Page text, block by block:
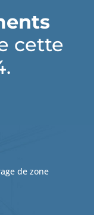
cette
de zone